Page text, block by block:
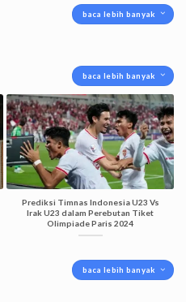
baca lebih banyak
baca lebih banyak
Prediksi Timnas Indonesia U23 Vs
Irak U23 dalam Perebutan Tiket
Olimpiade Paris 2024
baca lebih banyak